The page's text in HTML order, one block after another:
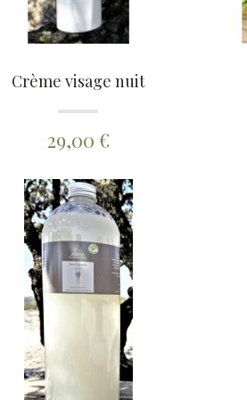
Crème visage nuit
29,00 €